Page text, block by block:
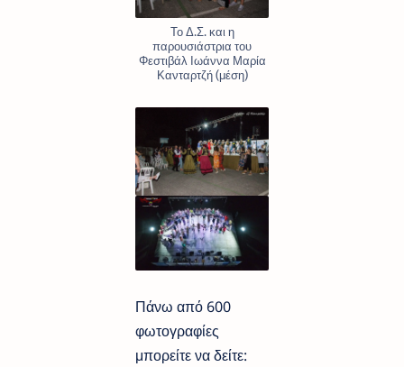
Το Δ.Σ. και η
παρουσιάστρια του
Φεστιβάλ Ιωάννα Μαρία
Κανταρτζή (μέση)
Πάνω από 600
φωτογραφίες
μπορείτε να δείτε: